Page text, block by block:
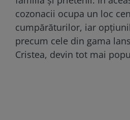
cozonacii ocupa un loc
cumpărăturilor, iar
precum cele din gama
Cristea, devin tot mai